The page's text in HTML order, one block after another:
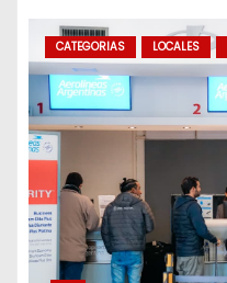
CATEGORIAS LOCALES